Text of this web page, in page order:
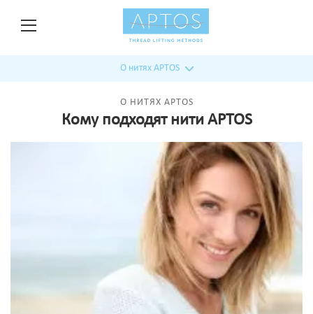
О нитях APTOS
О НИТЯХ APTOS
Кому подходят нити APTOS